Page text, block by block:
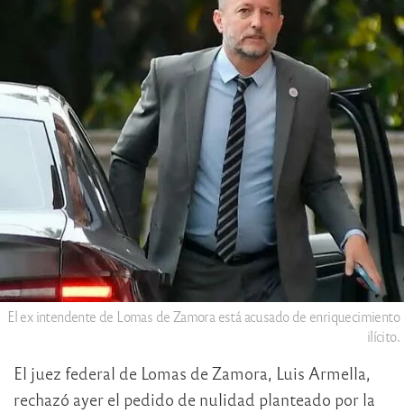
El ex intendente de Lomas de Zamora está acusado de enriquecimiento
ilícito.
El juez federal de Lomas de Zamora, Luis Armella,
rechazó ayer el pedido de nulidad planteado por la